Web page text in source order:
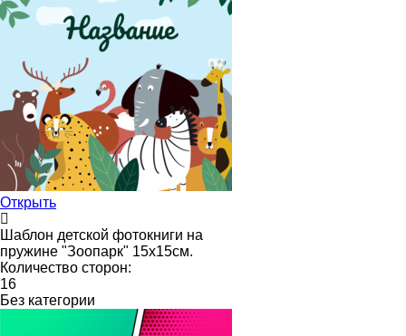
Открыть
Шаблон детской фотокниги на
пружине "Зоопарк" 15х15см.
Количество сторон:
16
Без категории